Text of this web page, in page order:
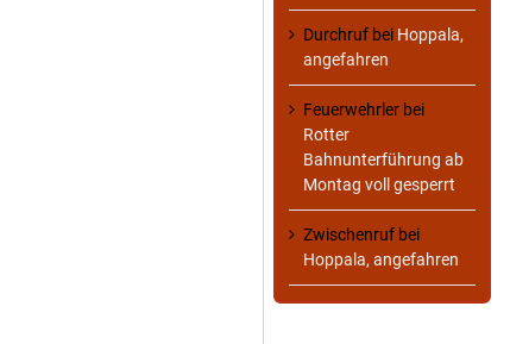
Durchruf bei Hoppala,
angefahren
Feuerwehrler bei
Rotter
Bahnunterführung ab
Montag voll gesperrt
Zwischenruf bei
Hoppala, angefahren